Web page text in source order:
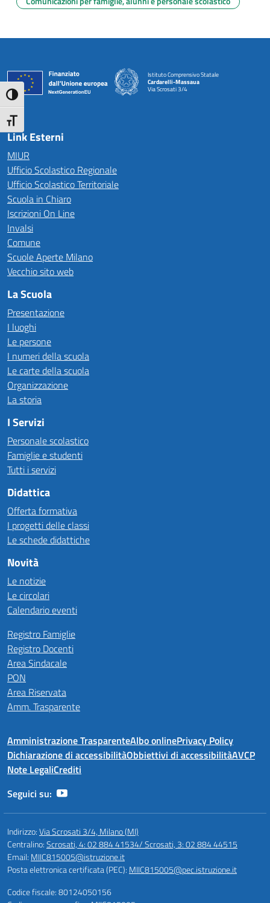
Attiva/disattiva alto contrasto
Attiva/disattiva dimensione testo
Istituto Comprensivo Statale
Cardarelli-Massaua
Via Scrosati 3/4
Link Esterni
MIUR
Ufficio Scolastico Regionale
Ufficio Scolastico Territoriale
Scuola in Chiaro
Iscrizioni On Line
Invalsi
Comune
Scuole Aperte Milano
Vecchio sito web
La Scuola
Presentazione
I luoghi
Le persone
I numeri della scuola
Le carte della scuola
Organizzazione
La storia
I Servizi
Personale scolastico
Famiglie e studenti
Tutti i servizi
Didattica
Offerta formativa
I progetti delle classi
Le schede didattiche
Novità
Le notizie
Le circolari
Calendario eventi
Registro Famiglie
Registro Docenti
Area Sindacale
PON
Area Riservata
Amm. Trasparente
Amministrazione TrasparenteAlbo onlinePrivacy Policy
Dichiarazione di accessibilitàObbiettivi di accessibilitàAVCP
Note LegaliCrediti
Seguici su:
Indirizzo:Via Scrosati 3/4, Milano (MI)
Centralino:Scrosati, 4: 02 884 41534/ Scrosati, 3: 02 884 44515
Email: MIIC815005@istruzione.it
Posta elettronica certificata (PEC): MIIC815005@pec.istruzione.it
Codice fiscale: 80124050156